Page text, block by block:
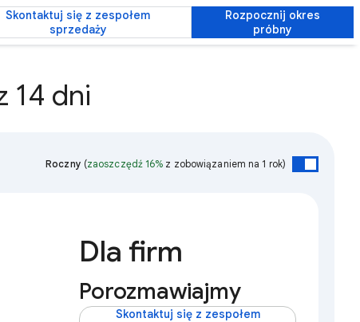
Skontaktuj się z zespołem
sprzedaży
Rozpocznij okres
próbny
14 dni
Roczny (zaoszczędź 16% z zobowiązaniem na 1 rok)
Dla firm
Porozmawiajmy
Skontaktuj się z zespołem